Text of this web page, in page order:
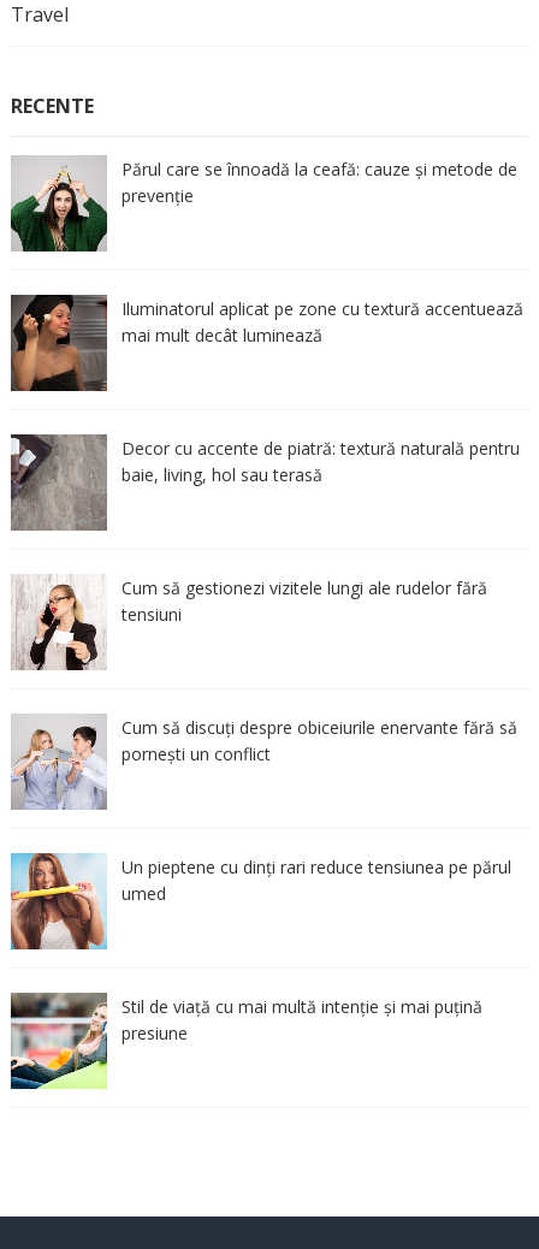
Travel
RECENTE
Părul care se înnoadă la ceafă: cauze și metode de
prevenție
Iluminatorul aplicat pe zone cu textură accentuează
mai mult decât luminează
Decor cu accente de piatră: textură naturală pentru
baie, living, hol sau terasă
Cum să gestionezi vizitele lungi ale rudelor fără
tensiuni
Cum să discuți despre obiceiurile enervante fără să
pornești un conflict
Un pieptene cu dinți rari reduce tensiunea pe părul
umed
Stil de viață cu mai multă intenție și mai puțină
presiune